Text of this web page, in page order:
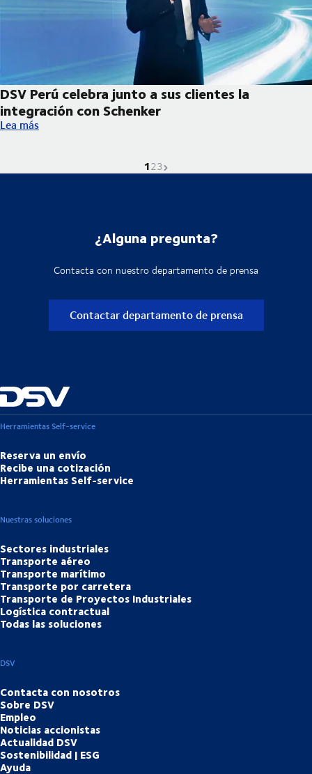
DSV Perú celebra junto a sus clientes la
integración con Schenker
DSV Perú celebra junto a sus clientes la integración con
Lea más
La página actual es
1Ve a la página
2Ve a la página
3Próxima página
¿Alguna pregunta?
Contacta con nuestro departamento de prensa
Contactar departamento de prensa
Herramientas Self-service
Reserva un envío
Recibe una cotización
Herramientas Self-service
Nuestras soluciones
Sectores industriales
Transporte aéreo
Transporte marítimo
Transporte por carretera
Transporte de Proyectos Industriales
Logística contractual
Todas las soluciones
DSV
Contacta con nosotros
Sobre DSV
Empleo
Noticias accionistas
Actualidad DSV
Sostenibilidad | ESG
Ayuda